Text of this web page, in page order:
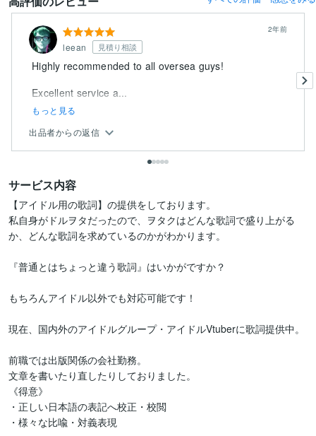
leean 見積り相談
2年前
Highly recommended to all oversea guys!
Excellent service a...
もっと見る
出品者からの返信
サービス内容
【アイドル用の歌詞】の提供をしております。
私自身がドルヲタだったので、ヲタクはどんな歌詞で盛り上がる
か、どんな歌詞を求めているのかがわかります。
『普通とはちょっと違う歌詞』はいかがですか？
もちろんアイドル以外でも対応可能です！
現在、国内外のアイドルグループ・アイドルVtuberに歌詞提供中。
前職では出版関係の会社勤務。
文章を書いたり直したりしておりました。
《得意》
・正しい日本語の表記へ校正・校閲
・様々な比喩・対義表現